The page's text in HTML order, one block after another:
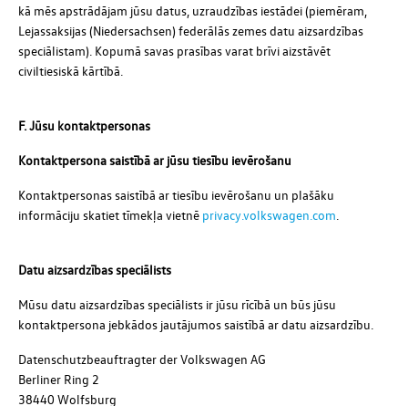
kā mēs apstrādājam jūsu datus, uzraudzības iestādei (piemēram,
Lejassaksijas (Niedersachsen) federālās zemes datu aizsardzības
speciālistam). Kopumā savas prasības varat brīvi aizstāvēt
civiltiesiskā kārtībā.
F. Jūsu kontaktpersonas
Kontaktpersona saistībā ar jūsu tiesību ievērošanu
Kontaktpersonas saistībā ar tiesību ievērošanu un plašāku
informāciju skatiet tīmekļa vietnē privacy.volkswagen.com
Datu aizsardzības speciālists
Mūsu datu aizsardzības speciālists ir jūsu rīcībā un būs jūsu
kontaktpersona jebkādos jautājumos saistībā ar datu aizsardzību.
Datenschutzbeauftragter der Volkswagen AG
Berliner Ring 2
38440 Wolfsburg